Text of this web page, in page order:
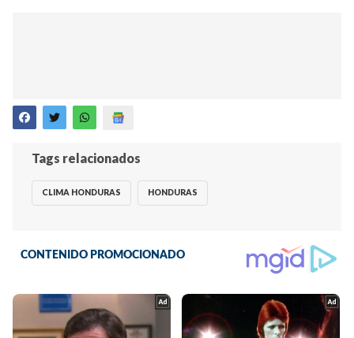
Tags relacionados
CLIMA HONDURAS HONDURAS